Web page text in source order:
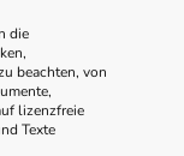
die
beachten, von
lizenzfreie
Texte